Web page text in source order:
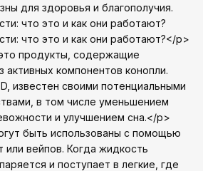
для здоровья и благополучия.
что это и как они работают?
что это и как они работают?</p>
продукты, содержащие
активных компонентов конопли.
известен своими потенциальными
в том числе уменьшением
и улучшением сна.</p>
быть использованы с помощью
или вейпов. Когда жидкость
и поступает в легкие, где